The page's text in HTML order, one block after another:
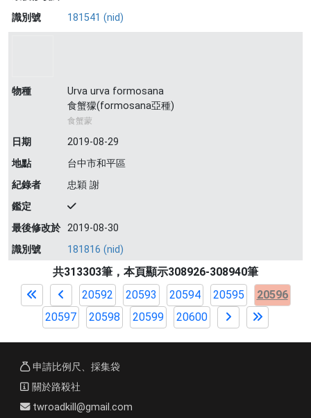
識別號
181541 (nid)
物種
Urva urva formosana
食蟹獴(formosana亞種)
食蟹蒙
日期
2019-08-29
地點
台中市和平區
紀錄者
忠穎 謝
鑑定
最後修改於 2019-08-30
識別號
181816 (nid)
共313303筆，本頁顯示308926-308940筆
20592
20593 20594 20595
20596
20597
20598 20599 20600
申請比例尺、採集袋
關於路殺社
twroadkill@gmail.com